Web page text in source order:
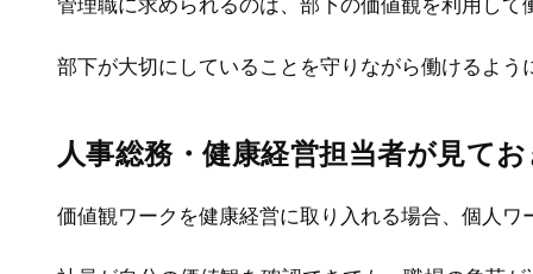
管理職に求められるのは、部下の価値観を利用して
部下が大切にしていることを守りながら働けるよ
人事総務・健康経営担当者が見て
価値観ワークを健康経営に取り入れる場合、個人